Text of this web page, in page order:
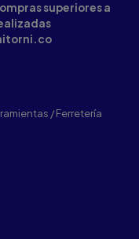
superiores a
/ Ferretería